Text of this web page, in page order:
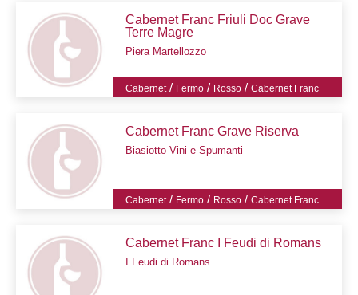
Cabernet Franc Friuli Doc Grave
Terre Magre
Piera Martellozzo
Cabernet/ Fermo / Rosso /Cabernet Franc
Cabernet Franc Grave Riserva
Biasiotto Vini e Spumanti
Cabernet/ Fermo / Rosso /Cabernet Franc
Cabernet Franc I Feudi di Romans
I Feudi di Romans